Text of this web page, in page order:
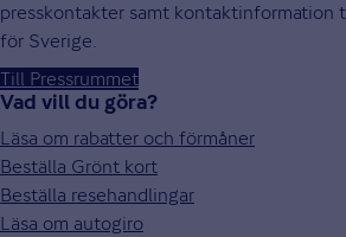
presskontakter samt kontaktinformation
för Sverige.
Till Pressrummet
Vad vill du göra?
Läsa om rabatter och förmåner
Beställa Grönt kort
Beställa resehandlingar
Läsa om autogiro